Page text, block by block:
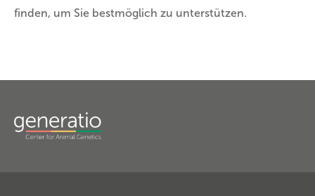
finden, um Sie bestmöglich zu unterstützen.